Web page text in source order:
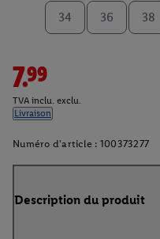
34 36 38
7.99
TVA inclu. exclu.
Livraison
Numéro d'article : 100373277
Description du produit